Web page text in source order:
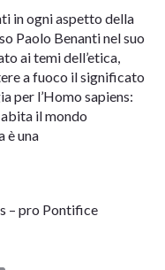
in ogni aspetto della
Paolo Benanti nel suo
ai temi dell’etica,
a fuoco il significato
per l’Homo sapiens:
abita il mondo
è una
– pro Pontifice